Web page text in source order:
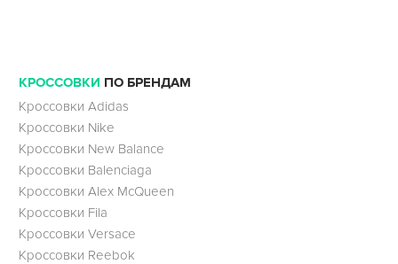
КРОССОВКИ ПО БРЕНДАМ
Кроссовки Adidas
Кроссовки Nike
Кроссовки New Balance
Кроссовки Balenciaga
Кроссовки Alex McQueen
Кроссовки Fila
Кроссовки Versace
Кроссовки Reebok